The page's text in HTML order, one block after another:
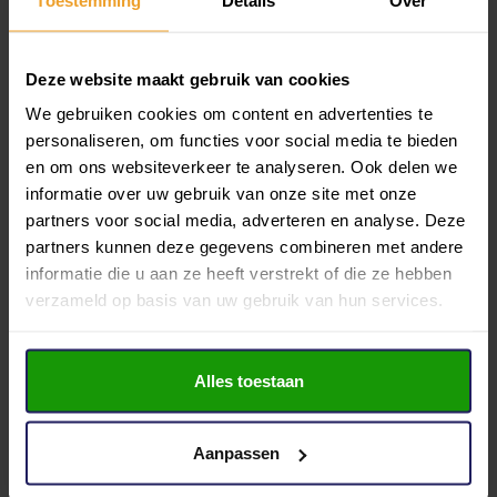
Deze website maakt gebruik van cookies
We gebruiken cookies om content en advertenties te
personaliseren, om functies voor social media te bieden
en om ons websiteverkeer te analyseren. Ook delen we
informatie over uw gebruik van onze site met onze
partners voor social media, adverteren en analyse. Deze
partners kunnen deze gegevens combineren met andere
informatie die u aan ze heeft verstrekt of die ze hebben
verzameld op basis van uw gebruik van hun services.
Alles toestaan
Aanpassen
Eigen meters t.b.v. gas, water en elektra.
zakelijke dienstverlening
Huuringangsdatum: per direct
Huurtermijn: Bespreekbaar maar uitgaande van 5 jaar met 5
jaar verlenging.
Huurbetaling: Per maand vooruit.
Huurindexatie: Jaarlijks op basis van de
Consumentenprijsindex, reeks CPI – alle huishoudens
(2006=100) zoals gepubliceerd door het Centraal Bureau voor
de Statistiek, voor het eerst een jaar na huuringangsdatum.
Opleveringsniveau: in huidige staat.
Beschikbaar
Hoofdbestemming
Winkelruimte
Aanvaarding
direct
Bouwvorm
Bestaande bouw
Bouwjaar
Label
Einddatum
Toon meer
Je makelaar voor dit object
Kees Groothuizen
06-13643299
Bezichtiging inplannen